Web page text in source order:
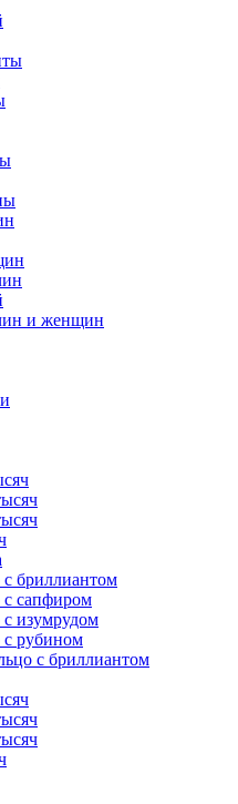
и женщин
с бриллиантом
с сапфиром
с изумрудом
с рубином
с бриллиантом